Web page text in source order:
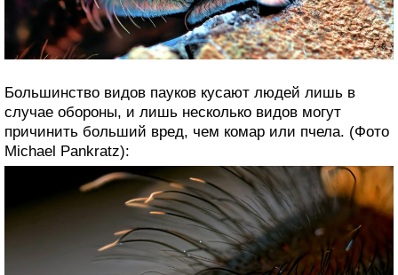
Большинство видов пауков кусают людей лишь в
случае обороны, и лишь несколько видов могут
причинить больший вред, чем комар или пчела. (Фото
Michael Pankratz):